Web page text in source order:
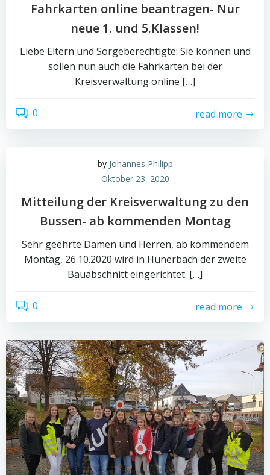
Fahrkarten online beantragen- Nur
neue 1. und 5.Klassen!
Liebe Eltern und Sorgeberechtigte: Sie können und
sollen nun auch die Fahrkarten bei der
Kreisverwaltung online […]
0 read more
by Johannes Philipp
Oktober 23, 2020
Mitteilung der Kreisverwaltung zu den
Bussen- ab kommenden Montag
Sehr geehrte Damen und Herren, ab kommendem
Montag, 26.10.2020 wird in Hünerbach der zweite
Bauabschnitt eingerichtet. […]
0 read more